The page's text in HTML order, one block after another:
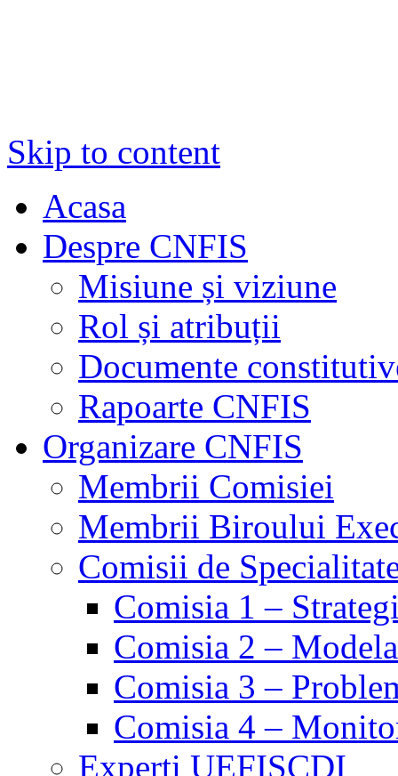
Skip to content
Acasa
Despre CNFIS
Misiune și viziune
Rol și atribuții
Documente
Rapoarte CNFIS
Organizare CNFIS
Membrii Comisiei
Membrii Biroului
Comisii de
Comisia 1 –
Comisia 2 –
Comisia 3 –
Comisia 4 –
Experți UEFISCDI